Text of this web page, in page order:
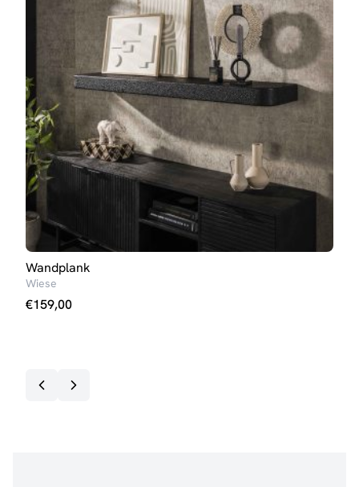
Wandplank
Wiese
€159,00